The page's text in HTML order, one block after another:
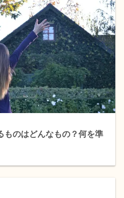
ものはどんなもの？何を準